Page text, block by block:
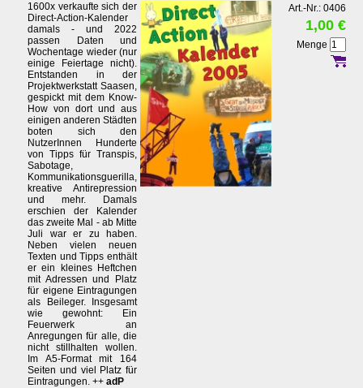
1600x verkaufte sich der
Direct-Action-Kalender
damals - und 2022
passen Daten und
Wochentage wieder (nur
einige Feiertage nicht).
Entstanden in der
Projektwerkstatt Saasen,
gespickt mit dem Know-
How von dort und aus
einigen anderen Städten
boten sich den
NutzerInnen Hunderte
von Tipps für Transpis,
Sabotage,
Kommunikationsguerilla,
kreative Antirepression
und mehr. Damals
erschien der Kalender
das zweite Mal - ab Mitte
Juli war er zu haben.
Neben vielen neuen
Texten und Tipps enthält
er ein kleines Heftchen
mit Adressen und Platz
für eigene Eintragungen
als Beileger. Insgesamt
wie gewohnt: Ein
Feuerwerk an
Anregungen für alle, die
nicht stillhalten wollen.
Im A5-Format mit 164
Seiten und viel Platz für
Eintragungen. ++ adP
Art.-Nr.: 0406
1,00 €
Menge